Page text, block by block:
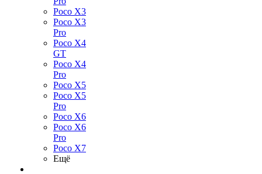
Poco X3
Poco X3
Pro
Poco X4
GT
Poco X4
Pro
Poco X5
Poco X5
Pro
Poco X6
Poco X6
Pro
Poco X7
Ещё